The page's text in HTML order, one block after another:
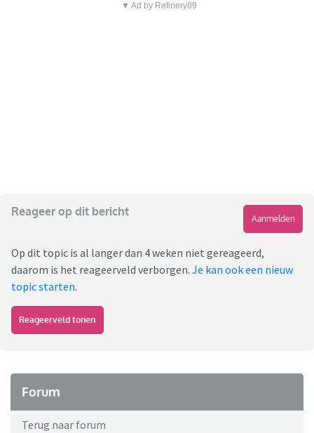
▼ Ad by Refinery89
Reageer op dit bericht
Aanmelden
Op dit topic is al langer dan 4 weken niet gereageerd,
daarom is het reageerveld verborgen. Je kan ook een nieuw
topic starten.
Reageerveld tonen
Forum
Terug naar forum